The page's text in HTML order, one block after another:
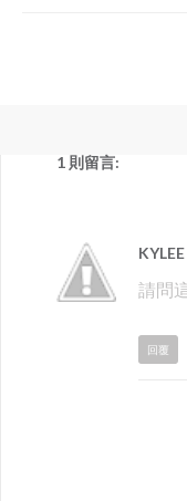
1 則留言:
KYLEE
請問
回覆